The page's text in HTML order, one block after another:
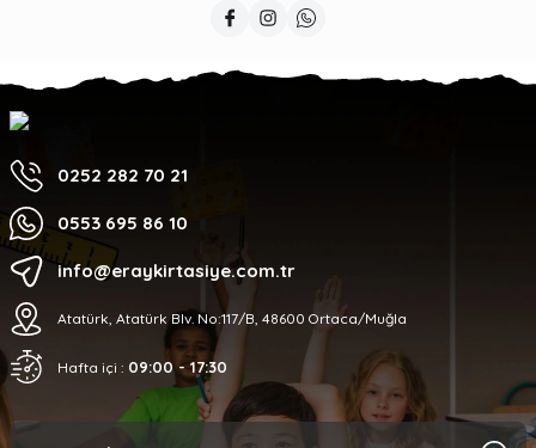
0252 282 70 21
0553 695 86 10
info@eraykirtasiye.com.tr
Atatürk, Atatürk Blv. No:117/B, 48600 Ortaca/Muğla
Hafta içi : 09:00 - 17:30